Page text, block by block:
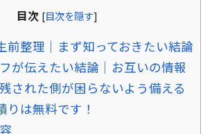
目次 [目次を隠す]
前整理｜まず知っておきたい結論
が伝えたい結論｜お互いの情報
された側が困らないよう備える
りは無料です！